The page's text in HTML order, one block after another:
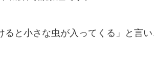
ると小さな虫が入ってくる」と言